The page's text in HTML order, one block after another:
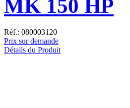
MK 150 HP
Réf.: 080003120
Prix sur demande
Détails du Produit